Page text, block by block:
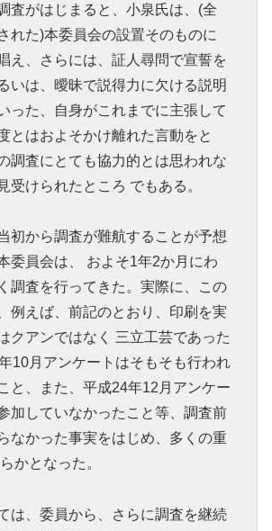
査がはじまると、小泉氏は、(全
れた)本委員会の設置そのものに
え、さらには、証人尋問で宣誓を
いは、曖昧で説得力に欠ける説明
った、自身がこれまでに主張して
とはおよそかけ離れた言動をと
調査にとても協力的とは思われな
受けられたところ でもある。
初から調査が難航することが予想
委員会は、 およそ1年2か月にわ
調査を行ってきた。実際に、この
例えば、前記のとおり、印刷を実
クアンではなく 三立工芸であった
10月アンケートはそもそも行われ
と、また、平成24年12月アンケー
加していなかったこと等、調査前
なかった事実をはじめ、多くの重
かとなった。
は、委員から、さらに調査を継続